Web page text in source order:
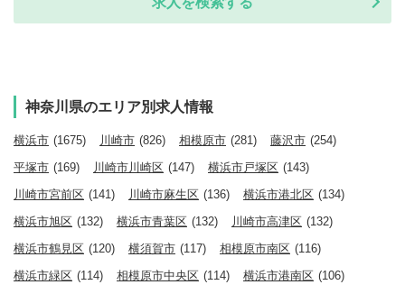
神奈川県のエリア別求人情報
横浜市 (1675) 川崎市 (826) 相模原市 (281) 藤沢市 (254)
平塚市 (169) 川崎市川崎区 (147) 横浜市戸塚区 (143)
川崎市宮前区 (141) 川崎市麻生区 (136) 横浜市港北区 (134)
横浜市旭区 (132) 横浜市青葉区 (132) 川崎市高津区 (132)
横浜市鶴見区 (120) 横須賀市 (117) 相模原市南区 (116)
横浜市緑区 (114) 相模原市中央区 (114) 横浜市港南区 (106)